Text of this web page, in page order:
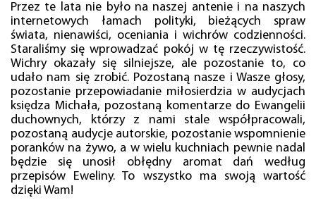
Przez te lata nie było na naszej antenie i na naszych
internetowych łamach polityki, bieżących spraw
świata, nienawiści, oceniania i wichrów codzienności.
Staraliśmy się wprowadzać pokój w tę rzeczywistość.
Wichry okazały się silniejsze, ale pozostanie to, co
udało nam się zrobić. Pozostaną nasze i Wasze głosy,
pozostanie przepowiadanie miłosierdzia w audycjach
księdza Michała, pozostaną komentarze do Ewangelii
duchownych, którzy z nami stale współpracowali,
pozostaną audycje autorskie, pozostanie wspomnienie
poranków na żywo, a w wielu kuchniach pewnie nadal
będzie się unosił obłędny aromat dań według
przepisów Eweliny. To wszystko ma swoją wartość
dzięki Wam!